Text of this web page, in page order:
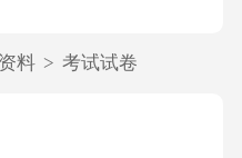
料 > 考试试卷